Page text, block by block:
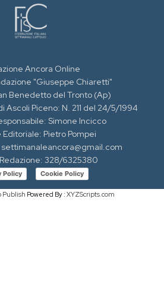
Ancora Online
"Giuseppe Chiaretti"
Benedetto del Tronto (Ap)
Ascoli Piceno: N. 211 del 24/5/1994
Simone Incicco
Pietro Pompei
328/6325380
Policy Cookie Policy
Publish Powered By : XYZScripts.com